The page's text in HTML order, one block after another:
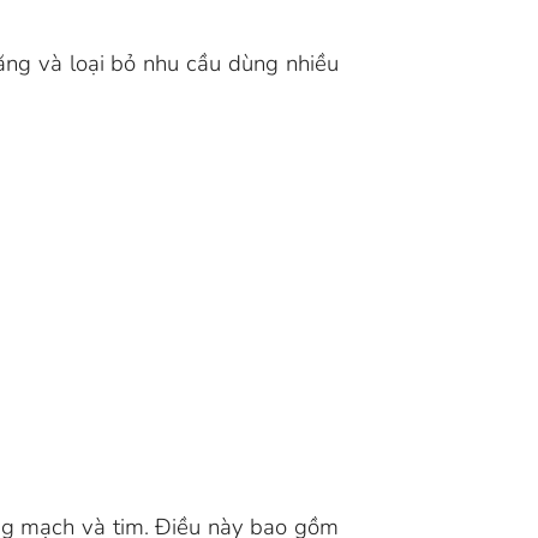
và loại bỏ nhu cầu dùng nhiều
mạch và tim. Điều này bao gồm